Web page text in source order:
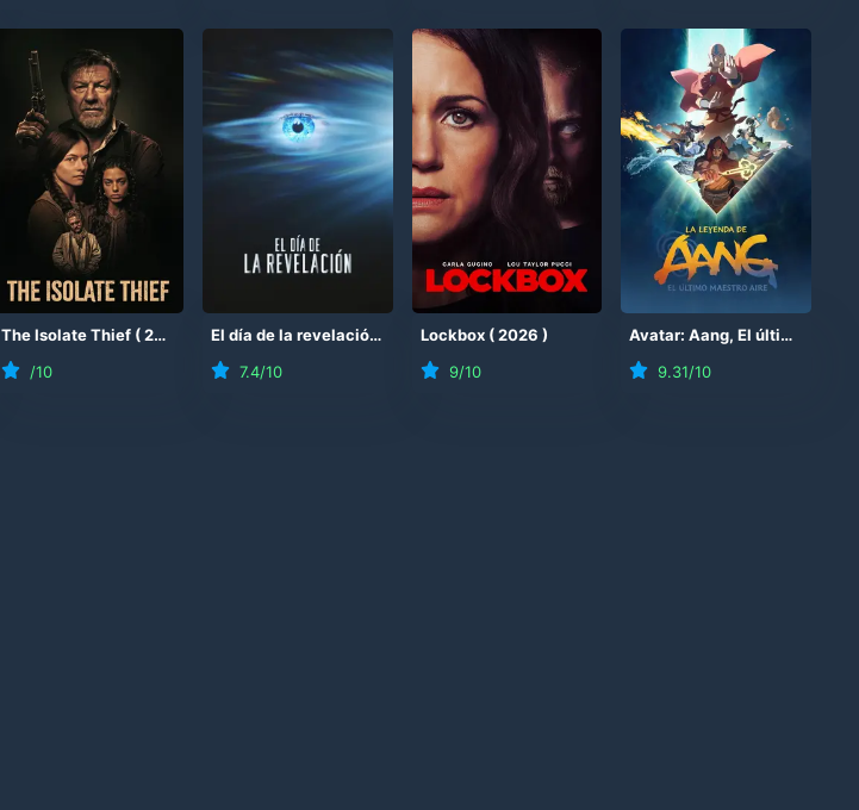
The Isolate Thief (2026
/10
El día de la revelación 2026)
7.4/10
Lockbox (2026 )
9/10
Avatar: Aang, El último Maestro Aire
9.31/10